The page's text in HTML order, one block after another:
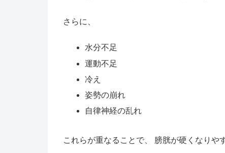
さらに、
水分不足
運動不足
冷え
姿勢の崩れ
自律神経の乱れ
これらが重なることで、 膀胱が硬くなりや